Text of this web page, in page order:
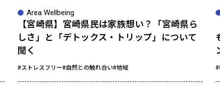
Area Wellbeing
【宮崎県】宮崎県民は家族想い？「宮崎県ら
しさ」と「デトックス・トリップ」について
聞く
#ストレスフリー#自然との触れ合い#地域